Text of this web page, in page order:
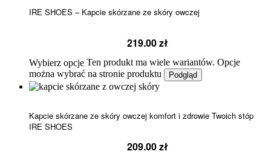
IRE SHOES – Kapcie skórzane ze skóry owczej
219.00zł
Wybierz opcje Ten produkt ma wiele wariantów. Opcje
można wybrać na stronie produktu
Podgląd
Kapcie skórzane ze skóry owczej komfort i zdrowie Twoich stóp
IRE SHOES
209.00zł